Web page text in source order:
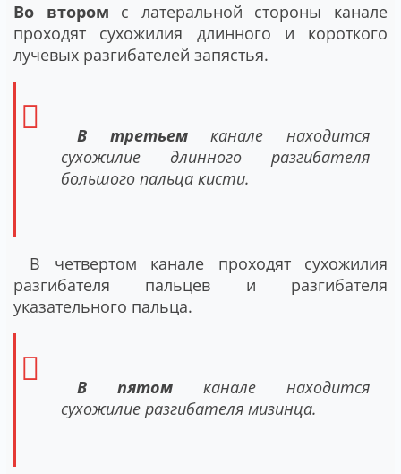
Во втором с латеральной стороны канале
проходят сухожилия длинного и короткого
лучевых разгибателей запястья.
В третьемканале находится
сухожилие длинного разгибателя
большого пальца кисти.
В четвертом канале проходят сухожилия
разгибателя пальцев и разгибателя
указательного пальца.
В пятом канале находится
сухожилие разгибателя мизинца.